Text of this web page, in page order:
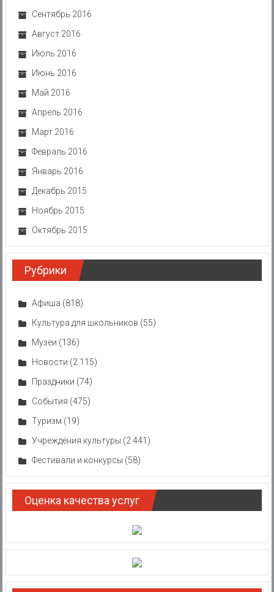
Сентябрь 2016
Август 2016
Июль 2016
Июнь 2016
Май 2016
Апрель 2016
Март 2016
Февраль 2016
Январь 2016
Декабрь 2015
Ноябрь 2015
Октябрь 2015
Рубрики
Афиша (818)
Культура для школьников (55)
Музеи (136)
Новости (2 115)
Праздники (74)
События (475)
Туризм (19)
Учреждения культуры (2 441)
Фестивали и конкурсы (58)
Оценка качества услуг